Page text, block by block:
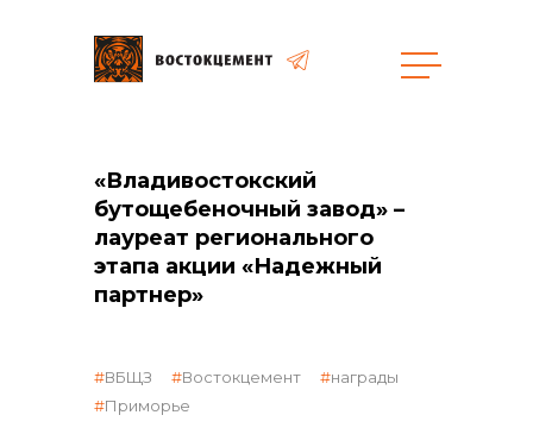
Объекты
общая информация
«Владивостокский
бутощебеночный завод» –
лауреат регионального
этапа акции «Надежный
партнер»
ВБЩЗ Востокцемент
награды
Приморье